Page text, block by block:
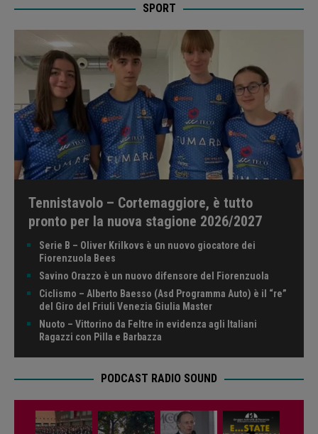
SPORT
Tennistavolo – Cortemaggiore, è tutto
pronto per la nuova stagione 2026/2027
Serie B – Oliver Krilkovs è un nuovo giocatore dei
Fiorenzuola Bees
Savino Orazzo è un nuovo difensore del Fiorenzuola
Ciclismo – Alberto Baesso (Asd Programma Auto) è il “re”
del Giro del Friuli Venezia Giulia Master
Nuoto – Vittorino da Feltre in evidenza agli Italiani
Ragazzi con Pilla e Barbazza
PODCAST RADIO SOUND